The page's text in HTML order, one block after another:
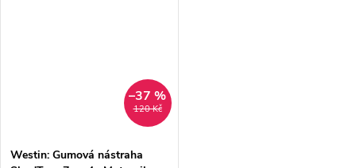
120 Kč
–37 %
Westin: Gumová nástraha